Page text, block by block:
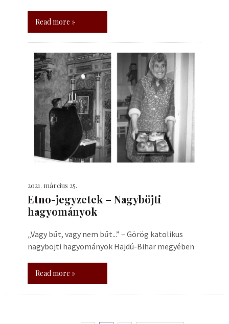
Read more »
2021. március 25.
Etno-jegyzetek – Nagyböjti
hagyományok
„Vagy bűt, vagy nem bűt...” – Görög katolikus
nagyböjti hagyományok Hajdú-Bihar megyében
Read more »